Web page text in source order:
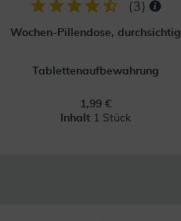
(3)
Wochen-Pillendose, durchsichtig
Tablettenaufbewahrung
1,99 €
Inhalt 1 Stück